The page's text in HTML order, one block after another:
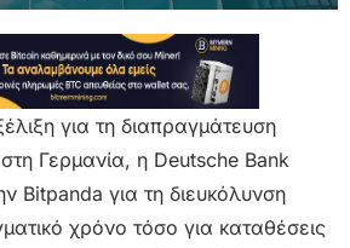
για τη διαπραγμάτευση
Γερμανία, η Deutsche Bank
Bitpanda για τη διευκόλυνση
χρόνο τόσο για καταθέσεις